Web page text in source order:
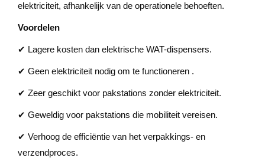
elektriciteit, afhankelijk van de operationele behoeften.
Voordelen
✔ Lagere kosten dan elektrische WAT-dispensers.
✔ Geen elektriciteit nodig om te functioneren .
✔ Zeer geschikt voor pakstations zonder elektriciteit.
✔ Geweldig voor pakstations die mobiliteit vereisen.
✔ Verhoog de efficiëntie van het verpakkings- en
verzendproces.